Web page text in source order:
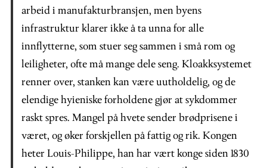
arbeid i manufakturbransjen, men byens
infrastruktur klarer ikke å ta unna for alle
innflytterne, som stuer seg sammen i små rom og
leiligheter, ofte må mange dele seng. Kloakksystemet
renner over, stanken kan være uutholdelig, og de
elendige hyieniske forholdene gjør at sykdommer
raskt spres. Mangel på hvete sender brødprisene i
været, og øker forskjellen på fattig og rik. Kongen
heter Louis-Philippe, han har vært konge siden 1830